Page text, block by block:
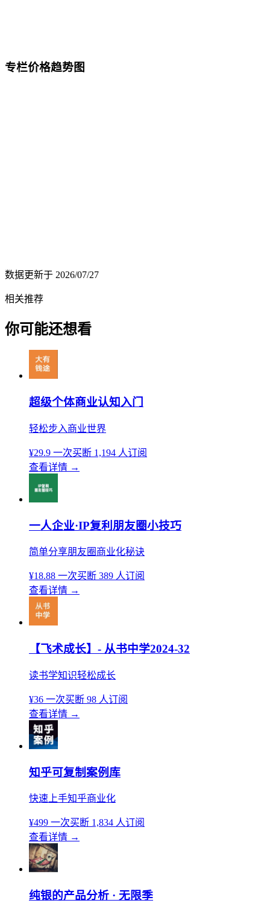
专栏价格趋势图
数据更新于 2026/07/27
相关推荐
你可能还想看
超级个体商业认知入门
轻松步入商业世界
¥29.9 一次买断 1,194 人订阅
查看详情 →
一人企业·IP复利朋友圈小技巧
简单分享朋友圈商业化秘诀
¥18.88 一次买断 389 人订阅
查看详情 →
【飞术成长】- 从书中学2024-32
读书学知识轻松成长
¥36 一次买断 98 人订阅
查看详情 →
知乎可复制案例库
快速上手知乎商业化
¥499 一次买断 1,834 人订阅
查看详情 →
纯银的产品分析 · 无限季